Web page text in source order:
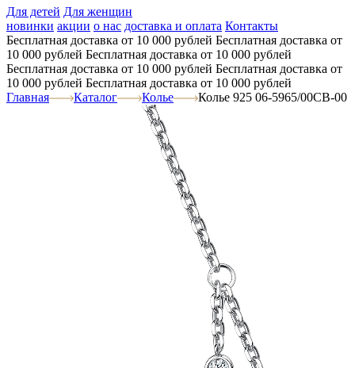
Для детей Для женщин
новинки акции о нас доставка и оплата Контакты
Бесплатная доставка от 10 000 рублей Бесплатная доставка от
10 000 рублей Бесплатная доставка от 10 000 рублей
Бесплатная доставка от 10 000 рублей Бесплатная доставка от
10 000 рублей Бесплатная доставка от 10 000 рублей
Главная
Каталог Колье Колье 925 06-5965/00СВ-00